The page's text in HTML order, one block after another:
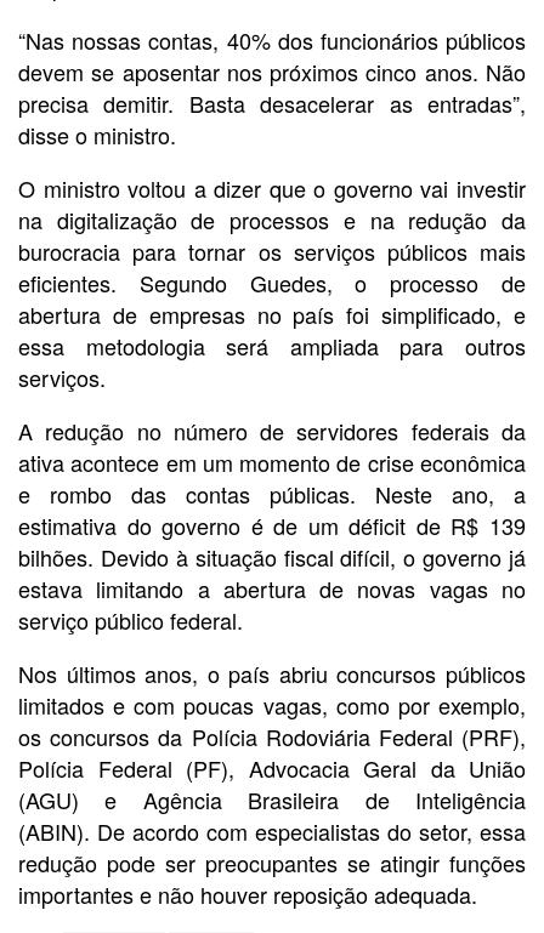
“Nas nossas contas, 40% dos funcionários públicos
devem se aposentar nos próximos cinco anos. Não
precisa demitir. Basta desacelerar as entradas”,
disse o ministro.
O ministro voltou a dizer que o governo vai investir
na digitalização de processos e na redução da
burocracia para tornar os serviços públicos mais
eficientes. Segundo Guedes, o processo de
abertura de empresas no país foi simplificado, e
essa metodologia será ampliada para outros
serviços.
A redução no número de servidores federais da
ativa acontece em um momento de crise econômica
e rombo das contas públicas. Neste ano, a
estimativa do governo é de um déficit de R$ 139
bilhões. Devido à situação fiscal difícil, o governo já
estava limitando a abertura de novas vagas no
serviço público federal.
Nos últimos anos, o país abriu concursos públicos
limitados e com poucas vagas, como por exemplo,
os concursos da Polícia Rodoviária Federal (PRF),
Polícia Federal (PF), Advocacia Geral da União
(AGU) e Agência Brasileira de Inteligência
(ABIN). De acordo com especialistas do setor, essa
redução pode ser preocupantes se atingir funções
importantes e não houver reposição adequada.